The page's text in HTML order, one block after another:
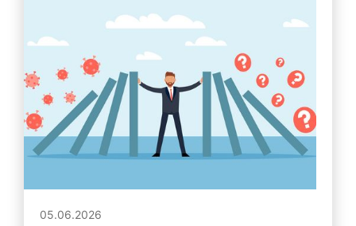
05.06.2026